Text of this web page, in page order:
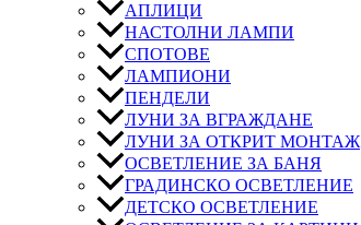
АПЛИЦИ
НАСТОЛНИ ЛАМПИ
СПОТОВЕ
ЛАМПИОНИ
ПЕНДЕЛИ
ЛУНИ ЗА ВГРАЖДАНЕ
ЛУНИ ЗА ОТКРИТ МОНТАЖ
ОСВЕТЛЕНИЕ ЗА БАНЯ
ГРАДИНСКО ОСВЕТЛЕНИЕ
ДЕТСКО ОСВЕТЛЕНИЕ